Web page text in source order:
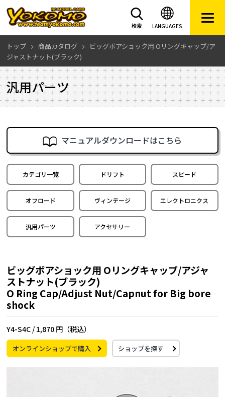
LANGUAGES
検索
トップ 商品カタログ
ビッグボアショック用 Oリングキャップ/ア
ジャストナット(ブラック)
汎用パーツ
マニュアルダウンロードはこちら
カテゴリ一覧 ドリフト スピード
オフロード ヴィンテージ エレクトロニクス
汎用パーツ アクセサリー
ビッグボアショック用 Oリングキャップ/アジャ
ストナット(ブラック)
O Ring Cap/Adjust Nut/Capnut for Big bore
shock
Y4-S4C / 1,870 円（税込）
オンラインショップで購入 ショップを探す